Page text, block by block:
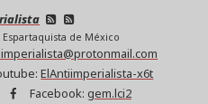
de México
ElAntiimperialista-x6t
Facebook: gem.lci2